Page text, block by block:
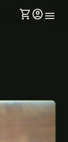
shopping_cartaccount_circlemenu